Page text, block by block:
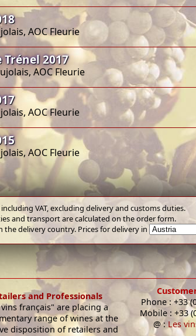
AOC Fleurie
2017
AOC Fleurie
AOC Fleurie
AOC Fleurie
including VAT, excluding delivery and customs duties.
and transport are calculated on the order form.
the delivery country. Prices for delivery in
and Professionals
vins français" are placing a
range of wines at the
disposition of retailers and
Phone : +33
Mobile : +33
@ :Les